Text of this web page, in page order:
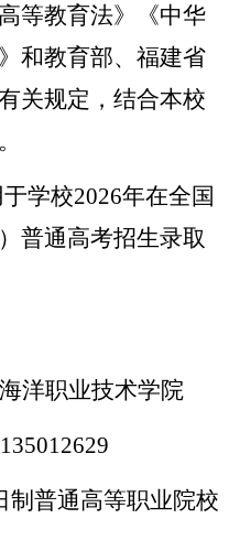
等教育法》《中华
和教育部、福建省
关规定，结合本校
学校2026年在全国
普通高考招生录取
洋职业技术学院
制普通高等职业院校